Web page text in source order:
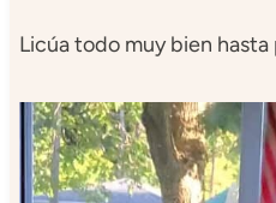
Licúa todo muy bien hasta